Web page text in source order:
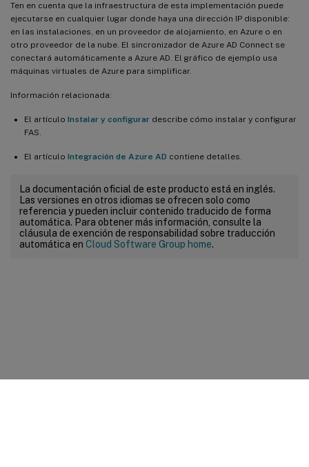
Ten en cuenta que la infraestructura de esta implementación puede
ejecutarse en cualquier lugar donde haya una dirección IP disponible:
en las instalaciones, en un proveedor de alojamiento, en Azure o en
otro proveedor de la nube. El sincronizador de Azure AD Connect se
conectará automáticamente a Azure AD. El gráfico de ejemplo usa
máquinas virtuales de Azure para simplificar.
Información relacionada:
El artículo Instalar y configurar describe cómo instalar y configurar
FAS.
El artículo Integración de Azure AD contiene detalles.
La documentación oficial de este producto está en inglés.
Las versiones en otros idiomas se ofrecen solo como
referencia y pueden incluir contenido traducido de forma
automática. Para obtener más información, consulte la
cláusula de exención de responsabilidad sobre traducción
automática en Cloud Software Group home.